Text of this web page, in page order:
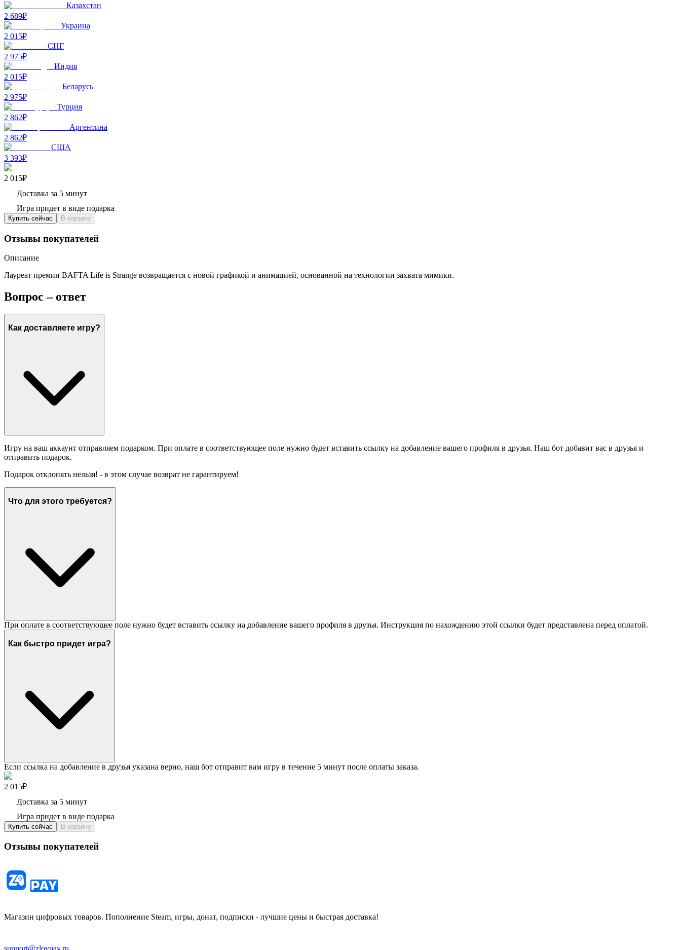
Казахстан
2 689₽
Украина
2 015₽
СНГ
2 975₽
Индия
2 015₽
Беларусь
2 975₽
Турция
2 862₽
Аргентина
2 862₽
США
3 393₽
2 015₽
Доставка за 5 минут
Игра придет в виде подарка
Купить сейчас В корзину
Отзывы покупателей
Описание
Лауреат премии BAFTA Life is Strange возвращается с новой графикой и анимацией, основанной на технологии захвата мимики.
Вопрос – ответ
Как доставляете игру?
Игру на ваш аккаунт отправляем подарком. При оплате в соответствующее поле нужно будет вставить ссылку на добавление вашего профиля в друзья. Наш бот добавит вас в друзья и
отправить подарок.
Подарок отклонять нельзя! - в этом случае возврат не гарантируем!
Что для этого требуется?
При оплате в соответствующее поле нужно будет вставить ссылку на добавление вашего профиля в друзья. Инструкция по нахождению этой ссылки будет представлена перед оплатой.
Как быстро придет игра?
Если ссылка на добавление в друзья указана верно, наш бот отправит вам игру в течение 5 минут после оплаты заказа.
2 015₽
Доставка за 5 минут
Игра придет в виде подарка
Купить сейчас В корзину
Отзывы покупателей
Магазин цифровых товаров. Пополнение Steam, игры, донат, подписки - лучшие цены и быстрая доставка!
support@zloypay.ru